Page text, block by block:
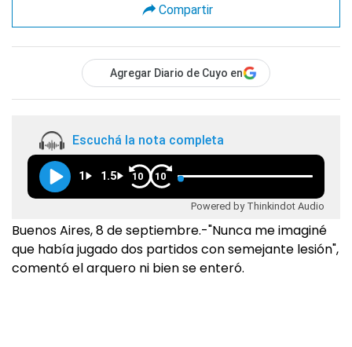
Compartir
Agregar Diario de Cuyo en
Escuchá la nota completa
1 1.5 10 10
Powered by Thinkindot Audio
Buenos Aires, 8 de septiembre.-"Nunca me imaginé
que había jugado dos partidos con semejante lesión",
comentó el arquero ni bien se enteró.